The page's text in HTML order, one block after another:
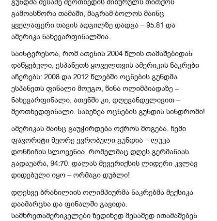
გამოასწორა თამაში, მაგრამ ბოლოს მაინც
ყველაფერი თავის ადგილზე დადგა – 95:81 და
ამერიკა ნახევარფინალშია.
საინტერესოა, რომ ათენის 2004 წლის თამაშებიდან
დაწყებული, ესპანეთს ყოველთვის ამერიკის ნაკრები
აჩერებს: 2008 და 2012 წლებში ოცნების გუნდმა
ესპანეთს ფინალი მოუგო, წინა ოლიმპიადაზე –
ნახევარფინალი, ათენში კი, დღევანდელივით –
მეოთხედფინალი. სახეზეა ოცნების გუნდის სინდრომი!
ამერიკას მაინც გაუჭირდება ოქროს მოგება. ჩემი
ფავორიტი მეორე ევროპული გუნდია – ლუკა
დონჩიჩის სლოვენია, რომელმაც დღეს გერმანიას
გადაუარა, 94:70. დალას მევერიქსის ლიდერი კვლავ
დიდებული იყო – ორმაგი დუბლი!
დღესვე ბრაზილიის ოლიმპიურმა ნაკრებმა მექსიკა
დაამარცხა და ფინალში გავიდა.
სამხრეთამერიკელები ზედიზედ მესამედ ითამაშებენ